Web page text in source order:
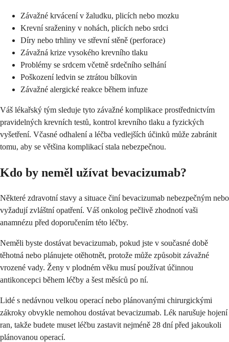
Závažné krvácení v žaludku, plicích nebo mozku
Krevní sraženiny v nohách, plicích nebo srdci
Díry nebo trhliny ve střevní stěně (perforace)
Závažná krize vysokého krevního tlaku
Problémy se srdcem včetně srdečního selhání
Poškození ledvin se ztrátou bílkovin
Závažné alergické reakce během infuze
Váš lékařský tým sleduje tyto závažné komplikace prostřednictvím
pravidelných krevních testů, kontrol krevního tlaku a fyzických
vyšetření. Včasné odhalení a léčba vedlejších účinků může zabránit
tomu, aby se většina komplikací stala nebezpečnou.
Kdo by neměl užívat bevacizumab?
Některé zdravotní stavy a situace činí bevacizumab nebezpečným nebo
vyžadují zvláštní opatření. Váš onkolog pečlivě zhodnotí vaši
anamnézu před doporučením této léčby.
Neměli byste dostávat bevacizumab, pokud jste v současné době
těhotná nebo plánujete otěhotnět, protože může způsobit závažné
vrozené vady. Ženy v plodném věku musí používat účinnou
antikoncepci během léčby a šest měsíců po ní.
Lidé s nedávnou velkou operací nebo plánovanými chirurgickými
zákroky obvykle nemohou dostávat bevacizumab. Lék narušuje hojení
ran, takže budete muset léčbu zastavit nejméně 28 dní před jakoukoli
plánovanou operací.